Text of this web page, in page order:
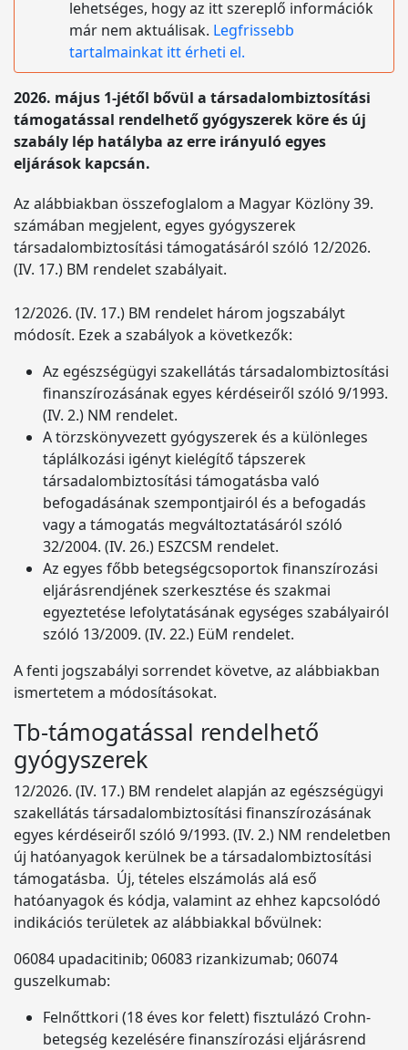
lehetséges, hogy az itt szereplő információk
már nem aktuálisak. Legfrissebb
tartalmainkat itt érheti el.
2026. május 1-jétől bővül a társadalombiztosítási
támogatással rendelhető gyógyszerek köre és új
szabály lép hatályba az erre irányuló egyes
eljárások kapcsán.
Az alábbiakban összefoglalom a Magyar Közlöny 39.
számában megjelent, egyes gyógyszerek
társadalombiztosítási támogatásáról szóló 12/2026.
(IV. 17.) BM rendelet szabályait.
12/2026. (IV. 17.) BM rendelet három jogszabályt
módosít. Ezek a szabályok a következők:
Az egészségügyi szakellátás társadalombiztosítási
finanszírozásának egyes kérdéseiről szóló 9/1993.
(IV. 2.) NM rendelet.
A törzskönyvezett gyógyszerek és a különleges
táplálkozási igényt kielégítő tápszerek
társadalombiztosítási támogatásba való
befogadásának szempontjairól és a befogadás
vagy a támogatás megváltoztatásáról szóló
32/2004. (IV. 26.) ESZCSM rendelet.
Az egyes főbb betegségcsoportok finanszírozási
eljárásrendjének szerkesztése és szakmai
egyeztetése lefolytatásának egységes szabályairól
szóló 13/2009. (IV. 22.) EüM rendelet.
A fenti jogszabályi sorrendet követve, az alábbiakban
ismertetem a módosításokat.
Tb-támogatással rendelhető
gyógyszerek
12/2026. (IV. 17.) BM rendelet alapján az egészségügyi
szakellátás társadalombiztosítási finanszírozásának
egyes kérdéseiről szóló 9/1993. (IV. 2.) NM rendeletben
új hatóanyagok kerülnek be a társadalombiztosítási
támogatásba. Új, tételes elszámolás alá eső
hatóanyagok és kódja, valamint az ehhez kapcsolódó
indikációs területek az alábbiakkal bővülnek:
06084 upadacitinib; 06083 rizankizumab; 06074
guszelkumab:
Felnőttkori (18 éves kor felett) fisztulázó Crohn-
betegség kezelésére finanszírozási eljárásrend